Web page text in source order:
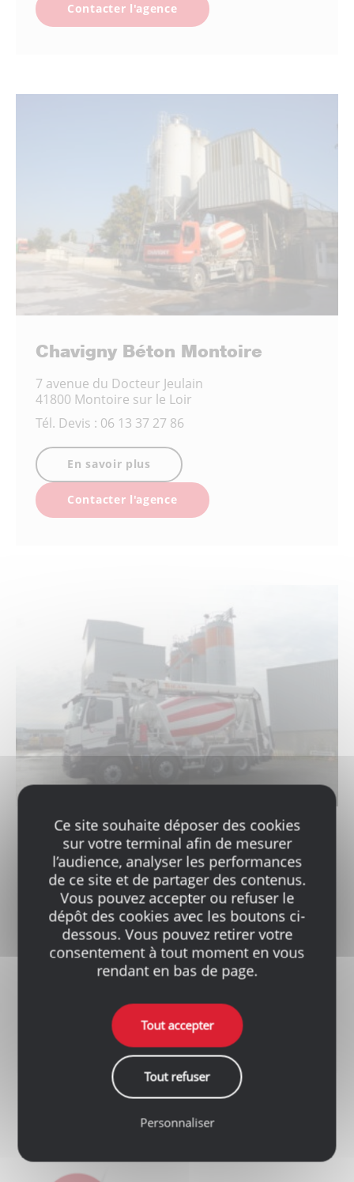
Contacter l'agence
Chavigny Béton Montoire
7 avenue du Docteur Jeulain
41800 Montoire sur le Loir
Tél. Devis : 06 13 37 27 86
En savoir plus
Contacter l'agence
Chavigny Béton Nazelles-
Négron
ZI Les Poujeaux
Boulevard de l’industrie
37530 Nazelles Négron
Tél.Devis : 06 13 37 27 86
Contacter l'agence
Ce site souhaite déposer des cookies
sur votre terminal afin de mesurer
l’audience, analyser les performances
de ce site et de partager des contenus.
Vous pouvez accepter ou refuser le
dépôt des cookies avec les boutons ci-
dessous. Vous pouvez retirer votre
consentement à tout moment en vous
rendant en bas de page.
Tout accepter
Tout refuser
Personnaliser